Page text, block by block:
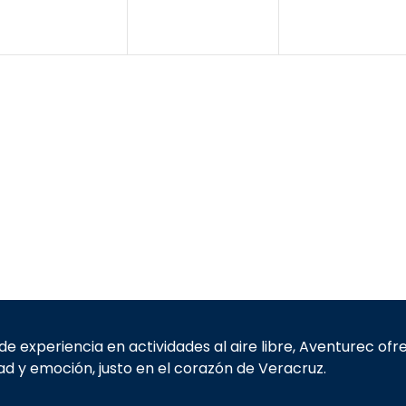
n
n
experiencia en actividades al aire libre, Aventurec
y emoción, justo en el corazón de Veracruz.